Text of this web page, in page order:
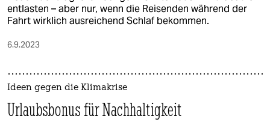
entlasten – aber nur, wenn die Reisenden während der
Fahrt wirklich ausreichend Schlaf bekommen.
6.9.2023
Ideen gegen die Klimakrise
Urlaubsbonus für Nachhaltigkeit